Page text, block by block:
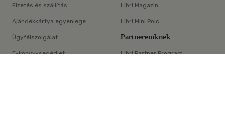
×
Fizetés és szállítás
Ajándékkártya egyenlege
Ügyfélszolgálat
E-könyv-segédlet
Libri Magazin
Libri Mini Polc
Partnereinknek
Libri Partner Program